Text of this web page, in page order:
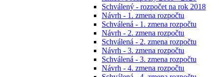
Schválený - rozpočet na rok 2018
Návrh - 1. zmena rozpočtu
Schválená - 1. zmena rozpočtu
Návrh - 2. zmena rozpočtu
Schválená - 2. zmena rozpočtu
Návrh - 3. zmena rozpočtu
Schválená - 3. zmena rozpočtu
Návrh - 4. zmena rozpočtu